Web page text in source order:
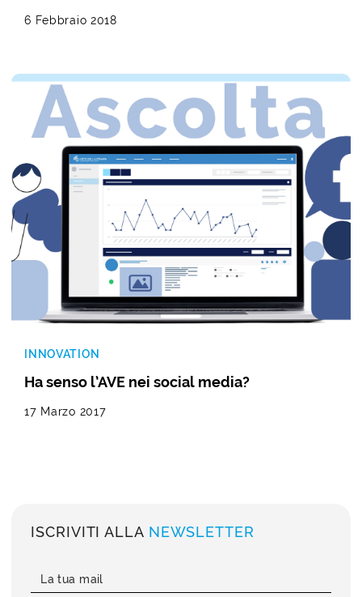
6 Febbraio 2018
INNOVATION
Ha senso l’AVE nei social media?
17 Marzo 2017
ISCRIVITI ALLA NEWSLETTER